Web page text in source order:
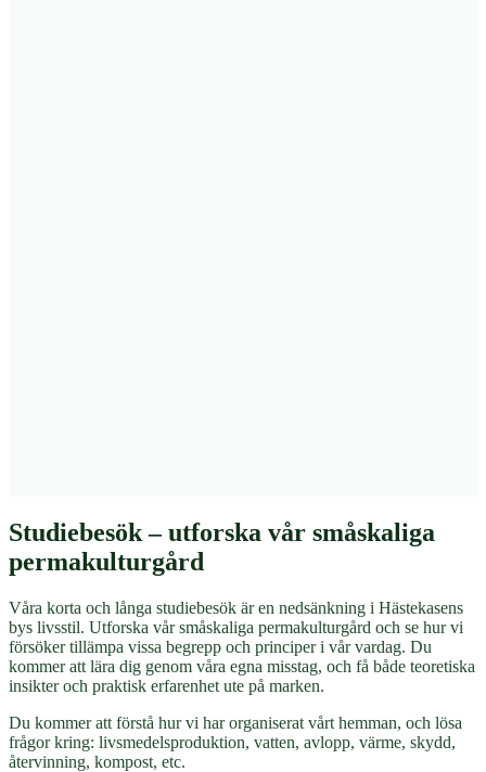
Studiebesök – utforska vår småskaliga
permakulturgård
Våra korta och långa studiebesök är en nedsänkning i Hästekasens
bys livsstil. Utforska vår småskaliga permakulturgård och se hur vi
försöker tillämpa vissa begrepp och principer i vår vardag. Du
kommer att lära dig genom våra egna misstag, och få både teoretiska
insikter och praktisk erfarenhet ute på marken.
Du kommer att förstå hur vi har organiserat vårt hemman, och lösa
frågor kring: livsmedelsproduktion, vatten, avlopp, värme, skydd,
återvinning, kompost, etc.